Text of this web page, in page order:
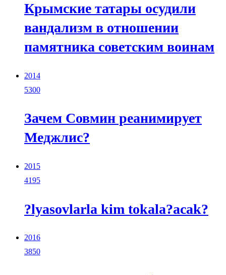
Крымские татары осудили
вандализм в отношении
памятника советским воинам
2014
5300
Зачем Совмин реанимирует
Меджлис?
2015
4195
?lyasovlarla kim tokala?acak?
2016
3850